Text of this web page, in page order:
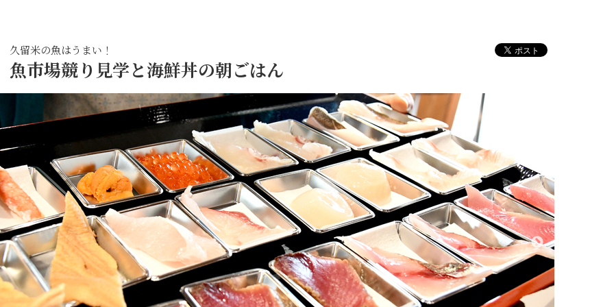
久留米の魚はうまい！
魚市場競り見学と海鮮丼の朝ごはん